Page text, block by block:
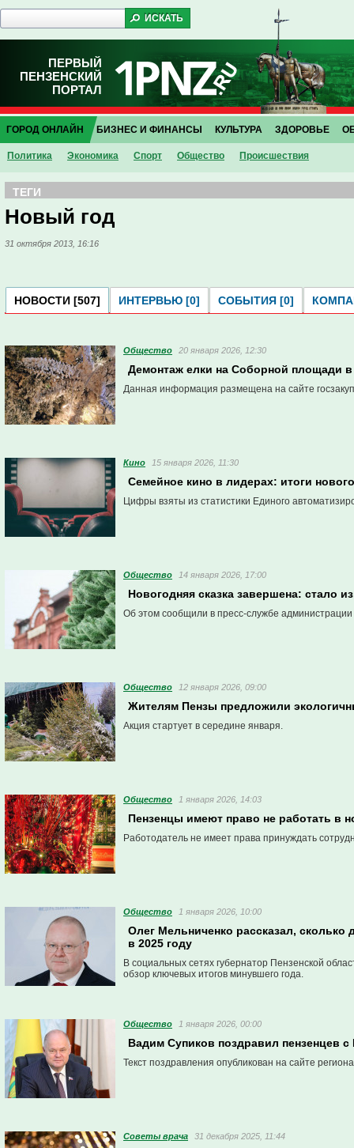
ПЕРВЫЙ
ПЕНЗЕНСКИЙ
ПОРТАЛ
ГОРОД ОНЛАЙН
Политика Экономика Спорт Общество Проиcшествия
БИЗНЕС И ФИНАНСЫ КУЛЬТУРА ЗДОРОВЬЕ
ТЕГИ
Новый год
31 октября 2013, 16:16
НОВОСТИ [507] ИНТЕРВЬЮ [0] СОБЫТИЯ [0]
Общество 20 января 2026, 12:30
Демонтаж елки на Соборной площади
Данная информация размещена на сайте
Кино 15 января 2026, 11:30
Семейное кино в лидерах: итоги
Цифры взяты из статистики Единого
Общество 14 января 2026, 17:00
Новогодняя сказка завершена: стало
Об этом сообщили в пресс-службе
Общество 12 января 2026, 09:00
Жителям Пензы предложили
Акция стартует в середине января.
Общество 1 января 2026, 14:03
Пензенцы имеют право не работать в
Работодатель не имеет права принуждать
Общество 1 января 2026, 10:00
Олег Мельниченко рассказал,
в 2025 году
В социальных сетях губернатор Пензенской
обзор ключевых итогов минувшего года.
Общество 1 января 2026, 00:00
Вадим Супиков поздравил пензенцев
Текст поздравления опубликован на сайте
Советы врача 31 декабря 2025, 11:44